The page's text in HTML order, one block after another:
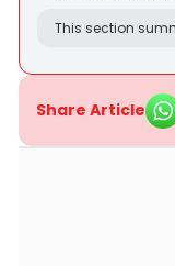
This section
Share Article